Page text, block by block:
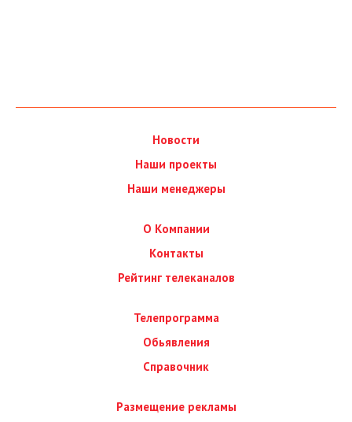
Новости
Наши проекты
Наши менеджеры
О Компании
Контакты
Рейтинг телеканалов
Телепрограмма
Обьявления
Справочник
Размещение рекламы